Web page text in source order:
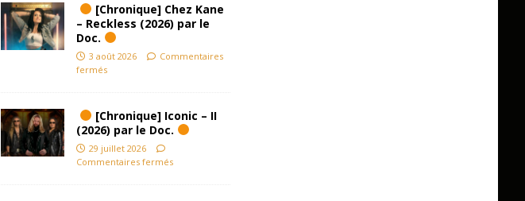
[Chronique] Chez Kane
– Reckless (2026) par le
Doc.
3 août 2026
Commentaires
fermés
[Chronique] Iconic – II
(2026) par le Doc.
29 juillet 2026
Commentaires fermés